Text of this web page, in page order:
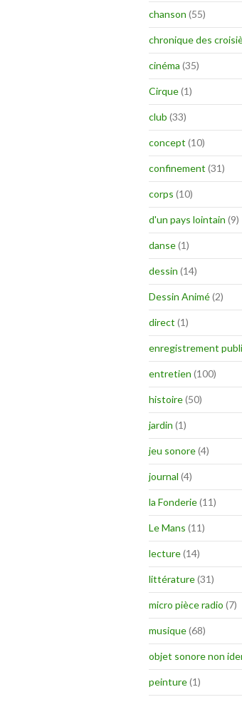
chanson (55)
chronique des
cinéma (35)
Cirque(1)
club (33)
concept (10)
confinement (31)
corps (10)
d'un pays lointain (9)
danse(1)
dessin (14)
Dessin Animé(2)
direct (1)
enregistrement
entretien (100)
histoire(50)
jardin (1)
jeu sonore(4)
journal (4)
la Fonderie(11)
Le Mans (11)
lecture(14)
littérature(31)
micro pièce radio (7)
musique(68)
objet sonore non
peinture(1)